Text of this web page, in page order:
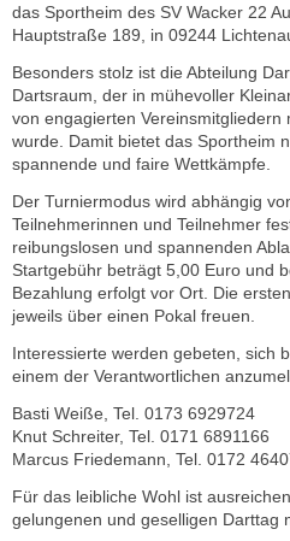
das Sportheim des SV Wacker 22
Hauptstraße 189, in 09244
Besonders stolz ist die Abteilung
Dartsraum, der in mühevoller
von engagierten
wurde. Damit bietet das Sportheim
spannende und faire Wettkämpfe.
Der Turniermodus wird abhängig
Teilnehmerinnen und Teilnehmer
reibungslosen und spannenden
Startgebühr beträgt 5,00 Euro und
Bezahlung erfolgt vor Ort. Die
jeweils über einen Pokal freuen.
Interessierte werden gebeten, sich
einem der Verantwortlichen
Basti Weiße, Tel. 0173 6929724
Knut Schreiter, Tel. 0171 6891166
Marcus Friedemann, Tel. 0172
Für das leibliche Wohl ist
gelungenen und geselligen Darttag